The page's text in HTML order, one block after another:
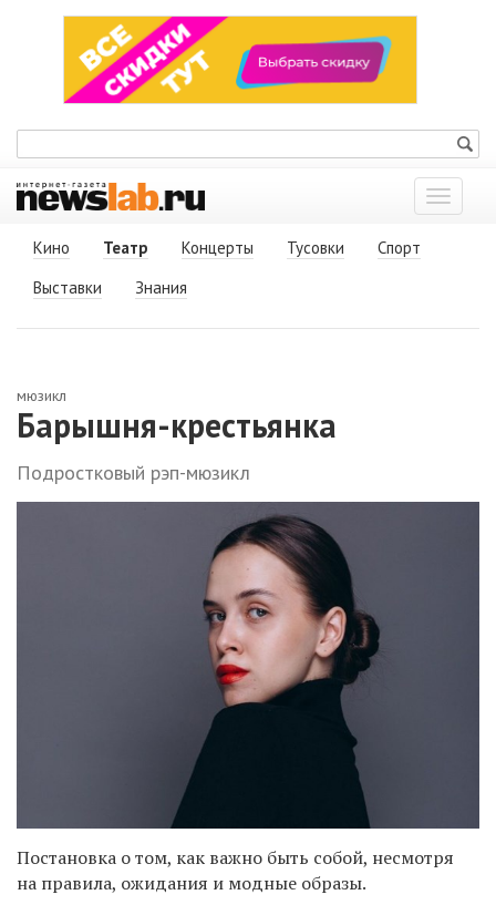
Показать
меню
Кино
Театр Концерты Тусовки
Спорт
Выставки
Знания
мюзикл
Барышня-крестьянка
Подростковый рэп-мюзикл
Постановка о том, как важно быть собой, несмотря
на правила, ожидания и модные образы.